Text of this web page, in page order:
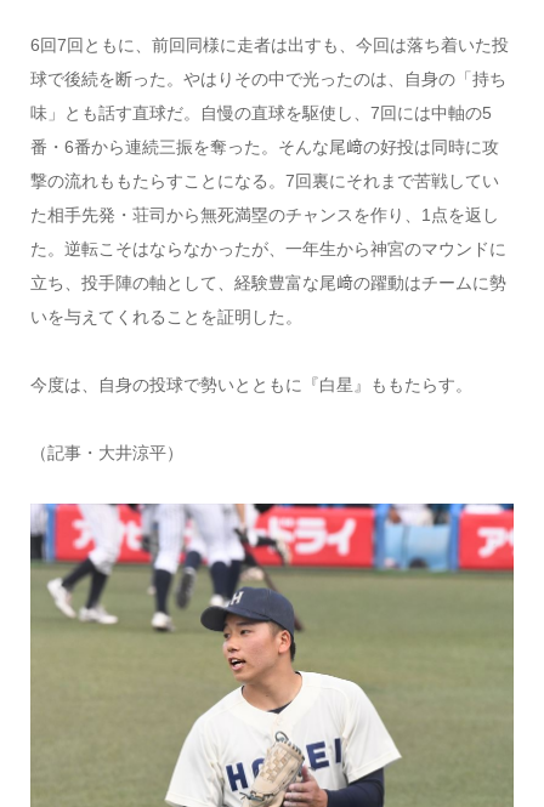
6回7回ともに、前回同様に走者は出すも、今回は落ち着いた投
球で後続を断った。やはりその中で光ったのは、自身の「持ち
味」とも話す直球だ。自慢の直球を駆使し、7回には中軸の5
番・6番から連続三振を奪った。そんな尾﨑の好投は同時に攻
撃の流れももたらすことになる。7回裏にそれまで苦戦してい
た相手先発・荘司から無死満塁のチャンスを作り、1点を返し
た。逆転こそはならなかったが、一年生から神宮のマウンドに
立ち、投手陣の軸として、経験豊富な尾﨑の躍動はチームに勢
いを与えてくれることを証明した。
今度は、自身の投球で勢いとともに『白星』ももたらす。
（記事・大井涼平）